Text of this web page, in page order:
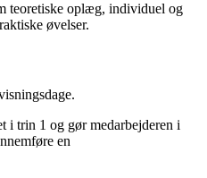
teoretiske oplæg, individuel og
øvelser.
i trin 1 og gør medarbejderen i
en